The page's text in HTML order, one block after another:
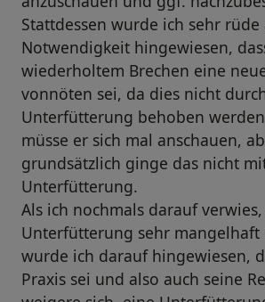
Stattdessen wurde ich sehr
Notwendigkeit hingewiesen,
wiederholtem Brechen eine
vonnöten sei, da dies nicht
Unterfütterung behoben
müsse er sich mal anschauen,
grundsätzlich ginge das nicht
Unterfütterung.
Als ich nochmals darauf
Unterfütterung sehr mangelhaft
wurde ich darauf hingewiesen,
Praxis sei und also auch seine